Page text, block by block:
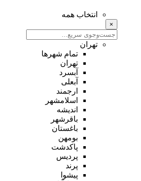
انتخاب همه
×
تهران
تمام شهر‌ها
تهران
آبسرد
آبعلی
ارجمند
اسلامشهر
اندیشه
باقرشهر
باغستان
بومهن
پاکدشت
پردیس
پرند
پیشوا